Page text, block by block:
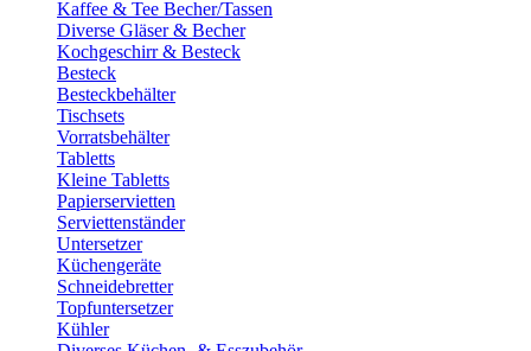
Kaffee & Tee Becher/Tassen
Diverse Gläser & Becher
Kochgeschirr & Besteck
Besteck
Besteckbehälter
Tischsets
Vorratsbehälter
Tabletts
Kleine Tabletts
Papierservietten
Serviettenständer
Untersetzer
Küchengeräte
Schneidebretter
Topfuntersetzer
Kühler